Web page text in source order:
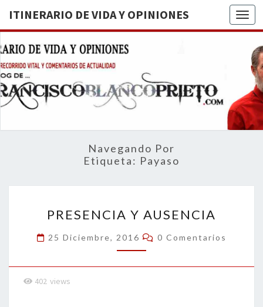
ITINERARIO DE VIDA Y OPINIONES
DE
BREVE
RECORRIDO
VITAL Y
ACTUALIDAD
Navegando Por
Etiqueta: Payaso
Y
AUSENCIA
PRESENCIA Y AUSENCIA
25 Diciembre, 2016 Comentarios
0 Comentarios
402 views